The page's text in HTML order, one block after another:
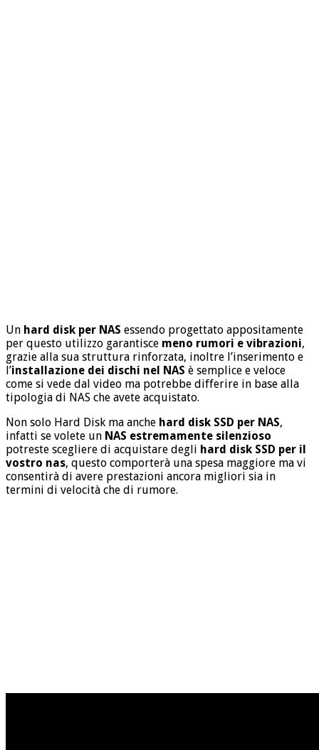
Un hard disk per NAS essendo progettato appositamente
per questo utilizzo garantisce meno rumori e vibrazioni,
grazie alla sua struttura rinforzata, inoltre l’inserimento e
l’installazione dei dischi nel NAS è semplice e veloce
come si vede dal video ma potrebbe differire in base alla
tipologia di NAS che avete acquistato.
Non solo Hard Disk ma anche hard disk SSD per NAS,
infatti se volete un NAS estremamente silenzioso
potreste scegliere di acquistare degli hard disk SSD per il
vostro nas, questo comporterà una spesa maggiore ma vi
consentirà di avere prestazioni ancora migliori sia in
termini di velocità che di rumore.